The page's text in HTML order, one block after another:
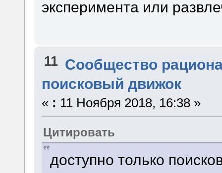
эксперимента или
11 Сообщество
поисковый движок
« : 11 Ноября 2018, 16:38 »
Цитировать
доступно только